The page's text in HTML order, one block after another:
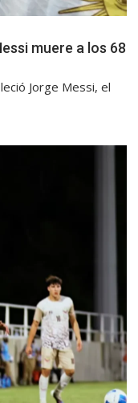
muere a los 68
Jorge Messi, el